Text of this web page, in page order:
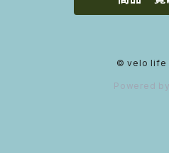
タイヤ・チューブ
© velo life
Powered by